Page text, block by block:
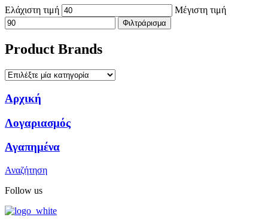
Ελάχιστη τιμή Μέγιστη τιμή
Φιλτράρισμα
Product Brands
Αρχική
Λογαριασμός
Αγαπημένα
Αναζήτηση
Follow us